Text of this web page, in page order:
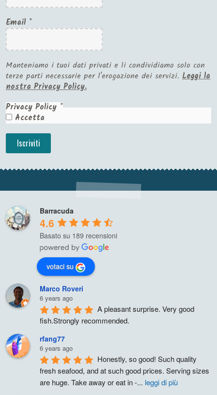
Email *
Manteniamo i tuoi dati privati e li condividiamo solo con
terze parti necessarie per l'erogazione dei servizi. Leggi la
nostra Privacy Policy.
Privacy Policy *
Accetta
Barracuda
4.6
Basato su 189 recensioni
votaci su
Marco Roveri
6 years ago
A pleasant surprise. Very good
fish.Strongly recommended.
rfang77
6 years ago
Honestly, so good! Such quality
fresh seafood, and at such good prices. Serving sizes
are huge. Take away or eat in -... leggi di più